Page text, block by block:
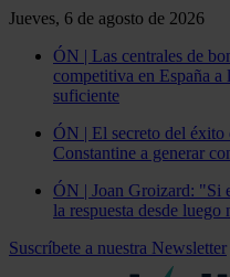
Jueves, 6 de agosto de 2026
ÓN | Las centrales de
competitiva en España a
suficiente
ÓN | El secreto del
Constantine a generar
ÓN | Joan Groizard: "Si
la respuesta desde luego
Suscríbete a nuestra Newsletter